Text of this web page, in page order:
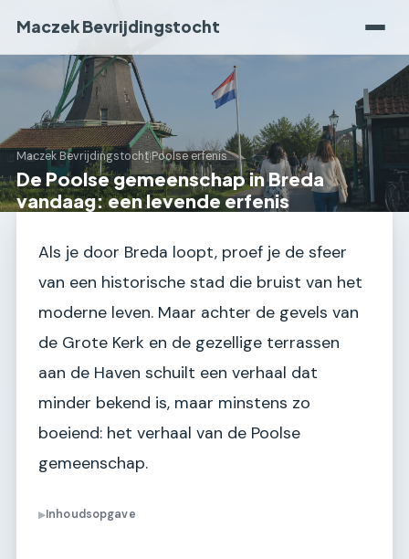
Maczek Bevrijdingstocht
Maczek Bevrijdingstocht›Poolse erfenis
De Poolse gemeenschap in Breda
vandaag: een levende erfenis
Als je door Breda loopt, proef je de sfeer
van een historische stad die bruist van het
moderne leven. Maar achter de gevels van
de Grote Kerk en de gezellige terrassen
aan de Haven schuilt een verhaal dat
minder bekend is, maar minstens zo
boeiend: het verhaal van de Poolse
gemeenschap.
▶Inhoudsopgave